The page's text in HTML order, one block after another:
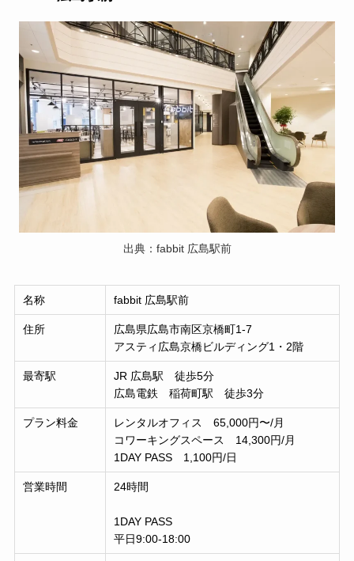
出典：fabbit 広島駅前
名称 fabbit 広島駅前
住所
広島県広島市南区京橋町1-7
アスティ広島京橋ビルディング1・2階
最寄駅
JR 広島駅 徒歩5分
広島電鉄 稲荷町駅 徒歩3分
プラン料金
レンタルオフィス 65,000円〜/月
コワーキングスペース 14,300円/月
1DAY PASS 1,100円/日
営業時間 24時間
1DAY PASS
平日9:00-18:00